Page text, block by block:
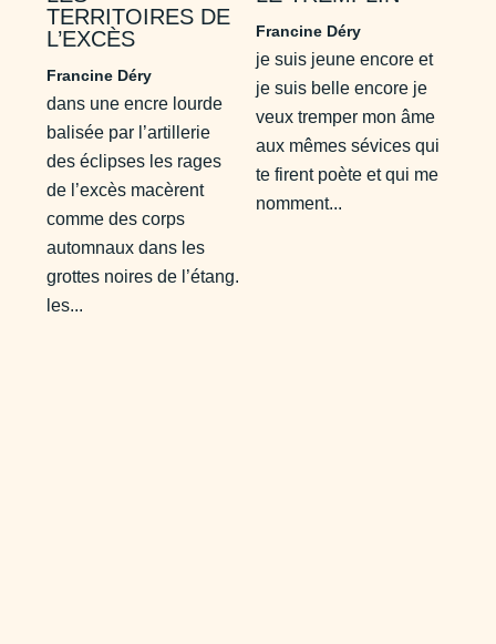
TERRITOIRES DE
L’EXCÈS
Francine Déry
dans une encre lourde
balisée par l’artillerie
des éclipses les rages
de l’excès macèrent
comme des corps
automnaux dans les
grottes noires de l’étang.
les...
Francine Déry
je suis jeune encore et
je suis belle encore je
veux tremper mon âme
aux mêmes sévices qui
te firent poète et qui me
nomment...